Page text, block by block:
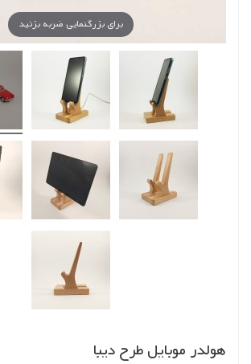
برای بزرگنمایی ضربه بزنید
هولدر موبایل طرح دیبا